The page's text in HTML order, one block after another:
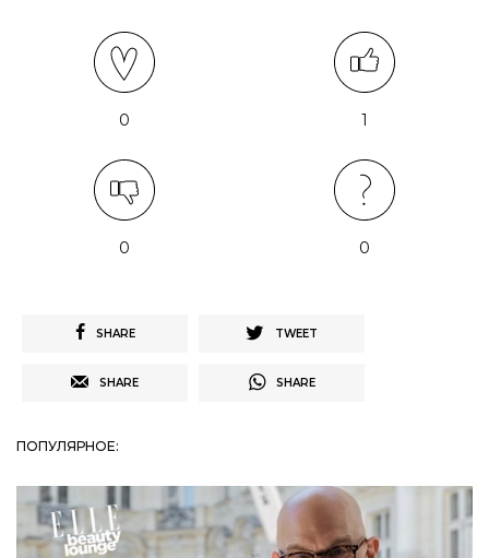
0 1
0 0
SHARE TWEET
SHARE SHARE
ПОПУЛЯРНОЕ: